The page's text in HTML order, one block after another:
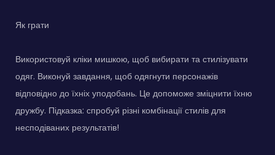
Як грати
Використовуй кліки мишкою, щоб вибирати та стилізувати
одяг. Виконуй завдання, щоб одягнути персонажів
відповідно до їхніх уподобань. Це допоможе зміцнити їхню
дружбу. Підказка: спробуй різні комбінації стилів для
несподіваних результатів!